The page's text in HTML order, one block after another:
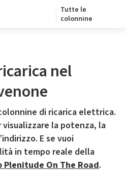
Tutte le
colonnine
nel
di ricarica elettrica.
la potenza, la
E se vuoi
in tempo reale della
Plenitude On The Road.